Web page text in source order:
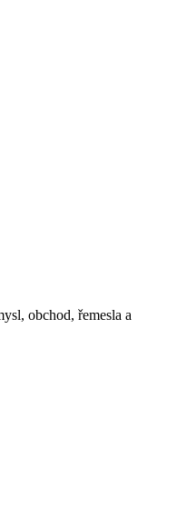
obchod, řemesla a